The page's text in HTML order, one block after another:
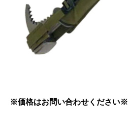
※価格はお問い合わせください※